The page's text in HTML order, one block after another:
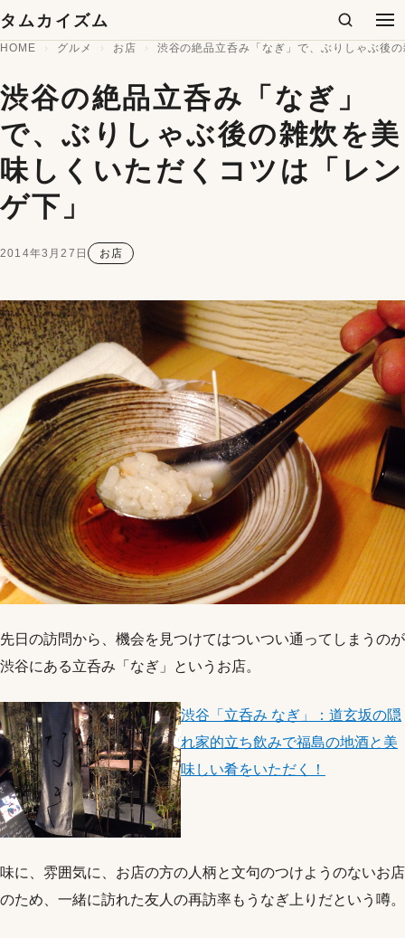
コンテンツへスキップ
タムカイズム 検索 メ
HOME グルメ お店 渋谷の絶品立呑み「なぎ」で、ぶりしゃぶ後
渋谷の絶品立呑み「なぎ」
で、ぶりしゃぶ後の雑炊を美
味しくいただくコツは「レン
ゲ下」
2014年3月27日 お店
先日の訪問から、機会を見つけてはついつい通ってしまうのが
渋谷にある立呑み「なぎ」というお店。
渋谷「立呑み なぎ」：道玄坂の隠
れ家的立ち飲みで福島の地酒と美
味しい肴をいただく！
味に、雰囲気に、お店の方の人柄と文句のつけようのないお店
のため、一緒に訪れた友人の再訪率もうなぎ上りだという噂。